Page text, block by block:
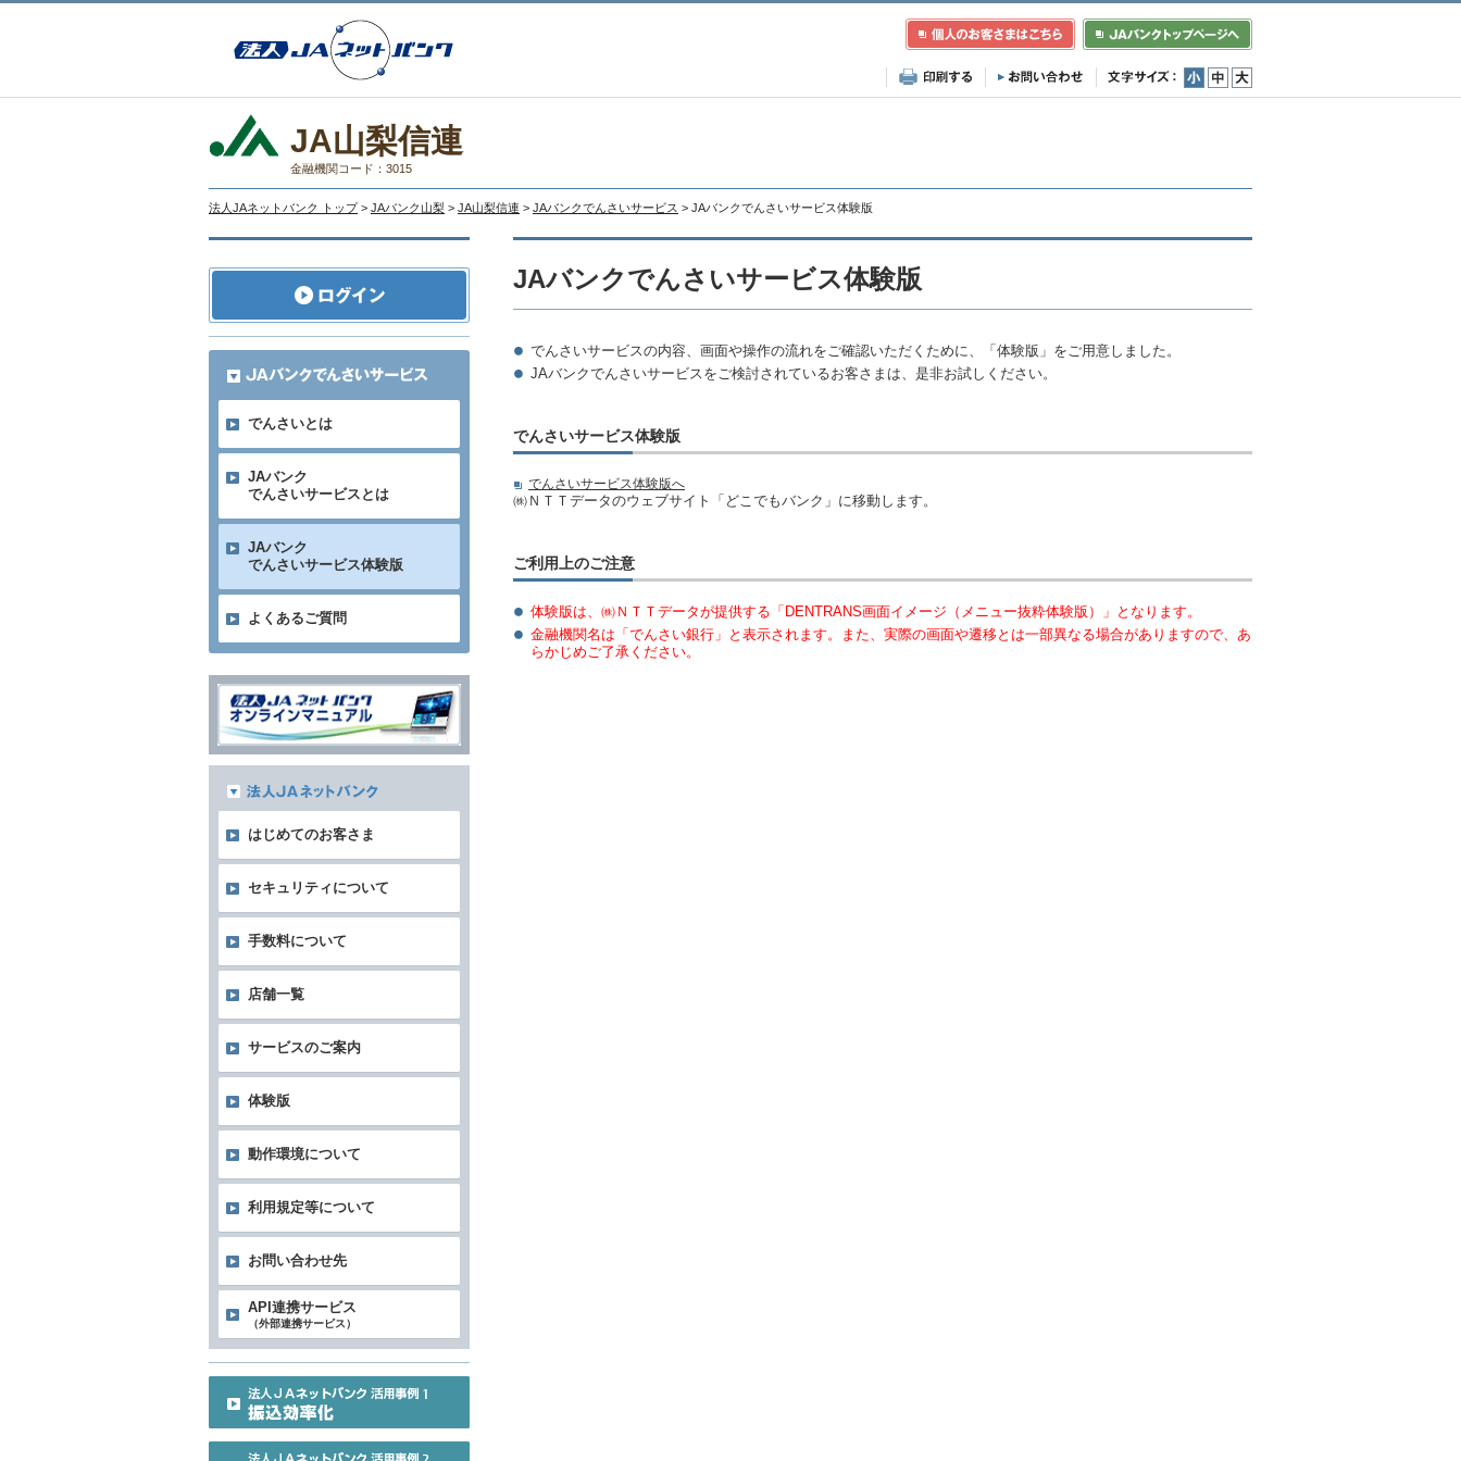
小 中 大
JA山梨信連
金融機関コード：3015
法人JAネットバンク トップ > JAバンク山梨 > JA山梨信連 > JAバンクでんさいサービス > JAバンクでんさいサービス体験版
JAバンクでんさいサービス体験版
でんさいサービスの内容、画面や操作の流れをご確認いただくために、「体験版」をご用意しました。
JAバンクでんさいサービスをご検討されているお客さまは、是非お試しください。
でんさいサービス体験版
でんさいサービス体験版へ
㈱ＮＴＴデータのウェブサイト「どこでもバンク」に移動します。
ご利用上のご注意
体験版は、㈱ＮＴＴデータが提供する「DENTRANS画面イメージ（メニュー抜粋体験版）」となります。
金融機関名は「でんさい銀行」と表示されます。また、実際の画面や遷移とは一部異なる場合がありますので、あ
らかじめご了承ください。
でんさいとは
JAバンク
でんさいサービスとは
JAバンク
でんさいサービス体験版
よくあるご質問
はじめてのお客さま
セキュリティについて
手数料について
店舗一覧
サービスのご案内
体験版
動作環境について
利用規定等について
お問い合わせ先
API連携サービス
（外部連携サービス）